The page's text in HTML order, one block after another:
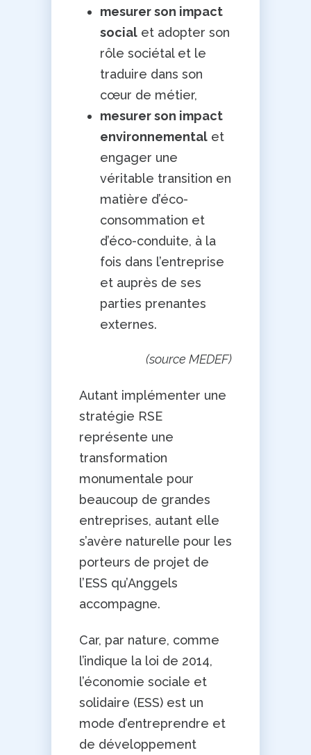
mesurer son impact
social et adopter son
rôle sociétal et le
traduire dans son
cœur de métier,
mesurer son impact
environnemental et
engager une
véritable transition en
matière d’éco-
consommation et
d’éco-conduite, à la
fois dans l’entreprise
et auprès de ses
parties prenantes
externes.
(source MEDEF)
Autant implémenter une
stratégie RSE
représente une
transformation
monumentale pour
beaucoup de grandes
entreprises, autant elle
s’avère naturelle pour les
porteurs de projet de
l’ESS qu’Anggels
accompagne.
Car, par nature, comme
l’indique la loi de 2014,
l’économie sociale et
solidaire (ESS) est un
mode d’entreprendre et
de développement